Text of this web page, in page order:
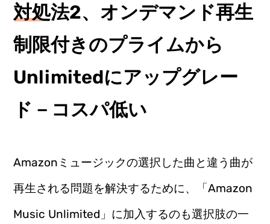
対処法2、オンデマンド再生
制限付きのプライムから
Unlimitedにアップグレー
ド－コスパ低い
Amazonミュージックの選択した曲と違う曲が
再生される問題を解決するために、「Amazon
Music Unlimited」に加入するのも選択肢の一